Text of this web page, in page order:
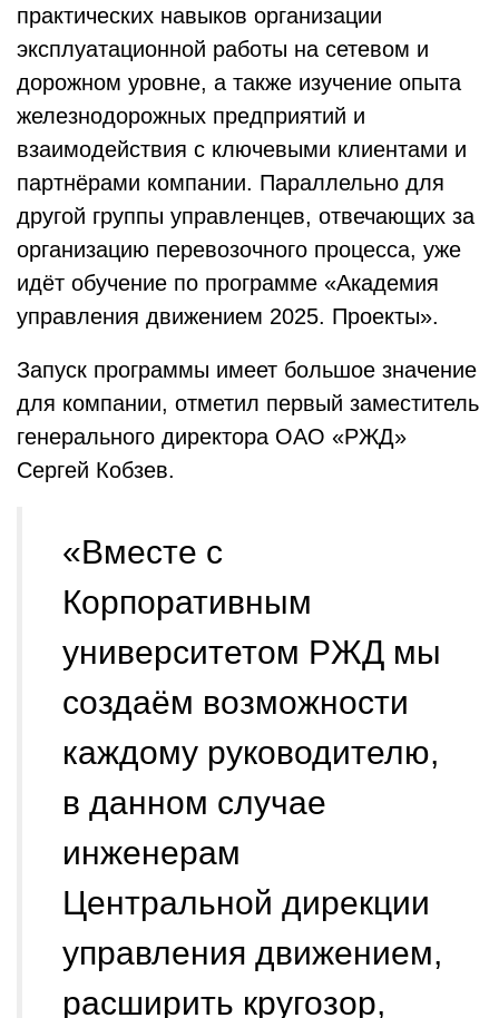
практических навыков организации
эксплуатационной работы на сетевом и
дорожном уровне, а также изучение опыта
железнодорожных предприятий и
взаимодействия с ключевыми клиентами и
партнёрами компании. Параллельно для
другой группы управленцев, отвечающих за
организацию перевозочного процесса, уже
идёт обучение по программе «Академия
управления движением 2025. Проекты».
Запуск программы имеет большое значение
для компании, отметил первый заместитель
генерального директора ОАО «РЖД»
Сергей Кобзев.
«Вместе с
Корпоративным
университетом РЖД мы
создаём возможности
каждому руководителю,
в данном случае
инженерам
Центральной дирекции
управления движением,
расширить кругозор,